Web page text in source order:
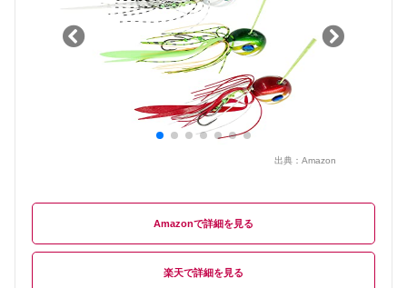
出典： Amazon
Amazon
楽天